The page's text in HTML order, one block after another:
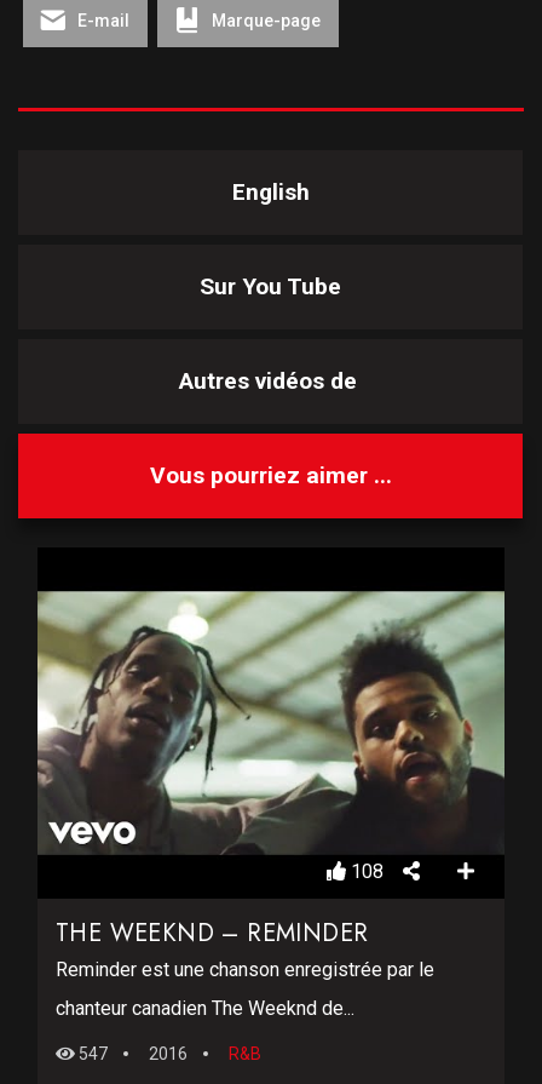
E-mail Marque-page
English
Sur You Tube
Autres vidéos de
Vous pourriez aimer ...
108
THE WEEKND – REMINDER
Reminder est une chanson enregistrée par le
chanteur canadien The Weeknd de...
547 2016 R&B